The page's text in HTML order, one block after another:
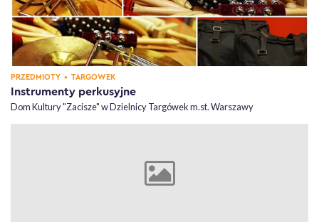
KATEGORIA,
PRZEDMIOTY • , DZIELNICE,
TARGÓWEK
Instrumenty perkusyjne
Dom Kultury "Zacisze" w Dzielnicy Targówek m.st. Warszawy